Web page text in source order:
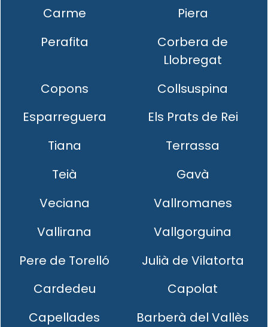
Carme
Piera
Perafita
Corbera de
Llobregat
Copons
Collsuspina
Esparreguera
Els Prats de Rei
Tiana
Terrassa
Teià
Gavà
Veciana
Vallromanes
Vallirana
Vallgorguina
Pere de Torelló
Julià de Vilatorta
Cardedeu
Capolat
Capellades
Barberà del Vallès